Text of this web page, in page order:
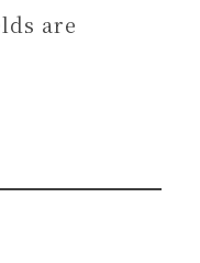
are